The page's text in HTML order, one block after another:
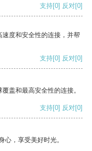
支持[0] 反对[0]
度和安全性的连接，并帮
支持[0] 反对[0]
盖和最高安全性的连接。
支持[0] 反对[0]
心，享受美好时光。